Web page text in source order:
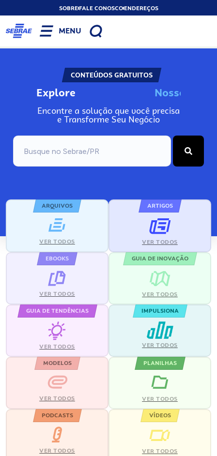
SOBREFALE CONOSCOENDEREÇOS
MENU
CONTEÚDOS GRATUITOS
Explore No
Encontre a solução que você precisa
e Transforme Seu Negócio
ARQUIVOS
VER TODOS
ARTIGOS
VER TODOS
EBOOKS
VER TODOS
GUIA DE INOVAÇÃO
VER TODOS
GUIA DE TENDÊNCIAS
VER TODOS
IMPULSIONA
VER TODOS
MODELOS
VER TODOS
PLANILHAS
VER TODOS
PODCASTS
VER TODOS
VÍDEOS
VER TODOS